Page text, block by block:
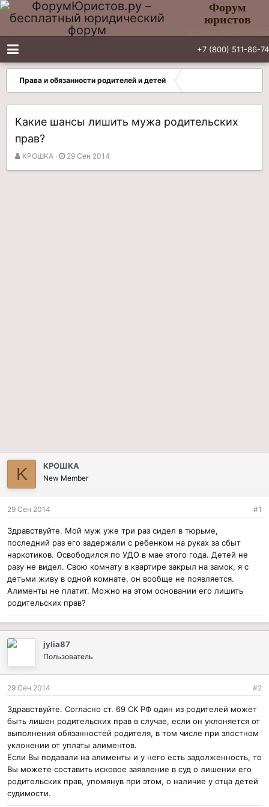
Форум
юристов
+7 (800) 511-86-74
Права и обязанности родителей и детей
Какие шансы лишить мужа родительских
прав?
А
KPOШKA
Д
29 Сен 2014
K KPOШKA
New Member
29 Сен 2014 #1
Здравствуйте. Мой муж уже три раз сидел в тюрьме,
последний раз его задержали с ребенком на руках за сбыт
наркотиков. Освободился по УДО в мае этого года. Детей не
разу не видел. Свою комнату в квартире закрыл на замок, я с
детьми живу в одной комнате, он вообще не появляется.
Алименты не платит. Можно на этом основании его лишить
родительских прав?
jylia87
Пользователь
29 Сен 2014 #2
Здравствуйте. Согласно ст. 69 СК РФ один из родителей может
быть лишен родительских прав в случае, если он уклоняется от
выполнения обязанностей родителя, в том числе при злостном
уклонении от уплаты алиментов.
Если Вы подавали на алименты и у него есть задолженность, то
Вы можете составить исковое заявление в суд о лишении его
родительских прав, упомянув при этом, о наличие у отца детей
судимости.